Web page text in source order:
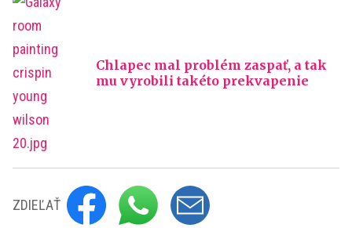
Chlapec mal problém zaspať, a tak
mu vyrobili takéto prekvapenie
ZDIEĽAŤ